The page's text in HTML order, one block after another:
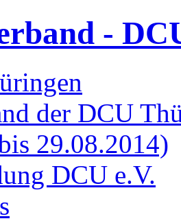
-
der DCU
29.08.2014)
DCU e.V.